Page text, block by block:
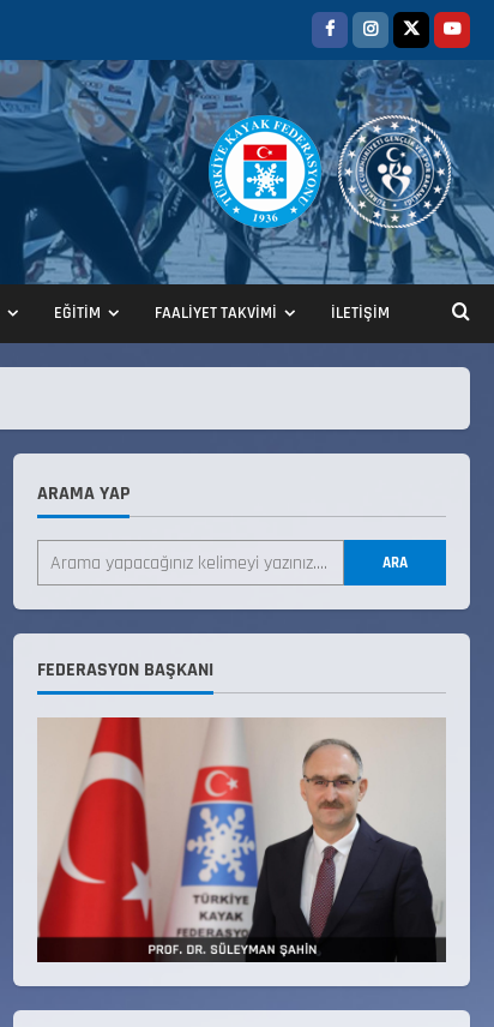
EĞİTİM FAALİYET TAKVİMİ İLETİŞİM
ARAMA YAP
ARA
FEDERASYON BAŞKANI
ANALİG TEKERLEKLİ KAYAK
TÜRKİYE ŞAMPİYONASI
3 22 Temmuz 2026
Üyelerimiz Belirlendi
KAYAKLI KOŞU VE BİATHLON
3.KADEME ANTRENÖRLÜK KURSU
DUYURUSU
12 Temmuz 2026
Millî Savunma Bakanlığı Kara,
Deniz ve Hava Kuvvetleri
Komutanlıklarına 2026 Yılı
(2026-2 Dönem) Sporcu Branşı